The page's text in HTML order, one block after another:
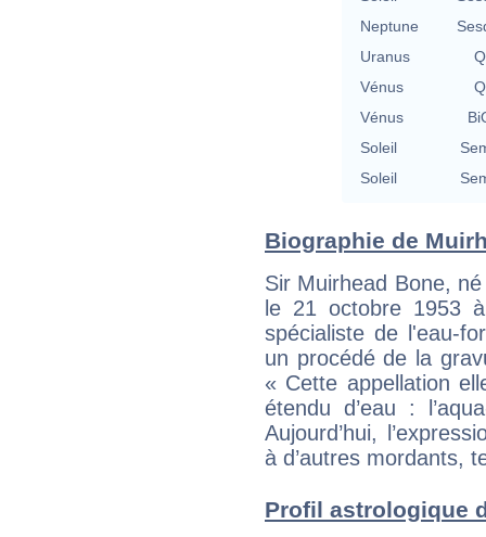
Neptune
Uranus
Vénus
Vénus
Soleil
Soleil
Biographie de
Sir Muirhead Bone,
le 21 octobre 1953
spécialiste de l'eau-
un procédé de la
« Cette appellation
étendu d’eau :
Aujourd’hui,
à d’autres mordants,
Profil astrologique